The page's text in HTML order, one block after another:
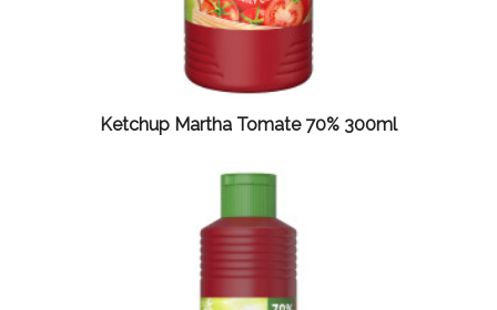
Ketchup Martha Tomate 70% 300ml